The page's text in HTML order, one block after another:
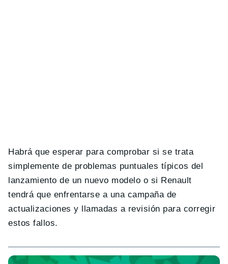
Habrá que esperar para comprobar si se trata
simplemente de problemas puntuales típicos del
lanzamiento de un nuevo modelo o si Renault
tendrá que enfrentarse a una campaña de
actualizaciones y llamadas a revisión para corregir
estos fallos.